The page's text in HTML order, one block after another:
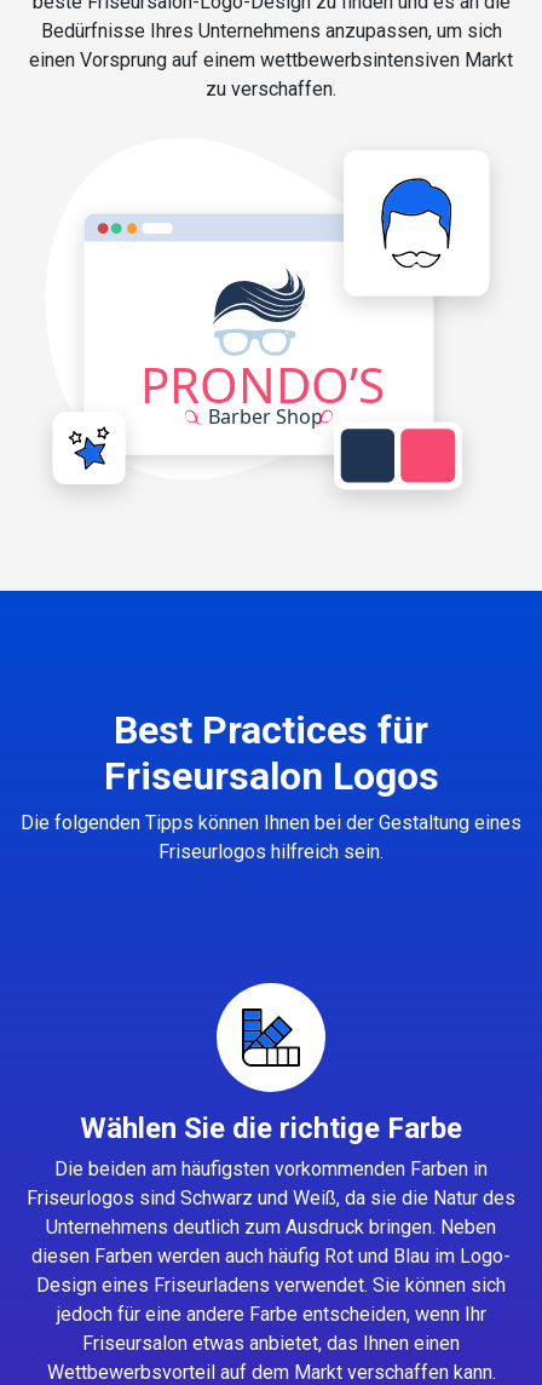
Bedürfnisse Ihres Unternehmens anzupassen, um sich
einen Vorsprung auf einem wettbewerbsintensiven Markt
zu verschaffen.
Best Practices für
Friseursalon Logos
Die folgenden Tipps können Ihnen bei der Gestaltung eines
Friseurlogos hilfreich sein.
Wählen Sie die richtige Farbe
Die beiden am häufigsten vorkommenden Farben in
Friseurlogos sind Schwarz und Weiß, da sie die Natur des
Unternehmens deutlich zum Ausdruck bringen. Neben
diesen Farben werden auch häufig Rot und Blau im Logo-
Design eines Friseurladens verwendet. Sie können sich
jedoch für eine andere Farbe entscheiden, wenn Ihr
Friseursalon etwas anbietet, das Ihnen einen
Wettbewerbsvorteil auf dem Markt verschaffen kann.